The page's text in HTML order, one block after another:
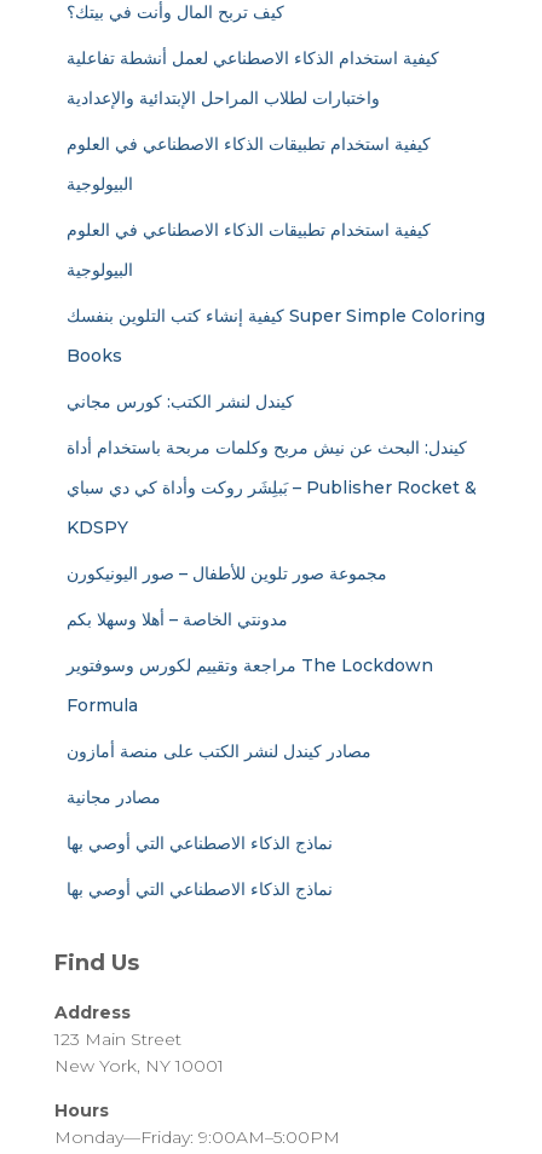
كيف تربح المال وأنت في بيتك؟
كيفية استخدام الذكاء الاصطناعي لعمل أنشطة تفاعلية
واختبارات لطلاب المراحل الإبتدائية والإعدادية
كيفية استخدام تطبيقات الذكاء الاصطناعي في العلوم
كيفية استخدام تطبيقات الذكاء الاصطناعي في العلوم
كيفية إنشاء كتب التلوين بنفسك Super Simple Coloring
Books
كيندل لنشر الكتب: كورس مجاني
كيندل: البحث عن نيش مربح وكلمات مربحة باستخدام أداة
بَبلِشَر روكت وأداة كي دي سباي – Publisher Rocket &
KDSPY
مجموعة صور تلوين للأطفال – صور اليونيكورن
مدونتي الخاصة – أهلا وسهلا بكم
مراجعة وتقييم لكورس وسوفتوير The Lockdown
Formula
مصادر كيندل لنشر الكتب على منصة أمازون
مصادر مجانية
نماذج الذكاء الاصطناعي التي أوصي بها
نماذج الذكاء الاصطناعي التي أوصي بها
Find Us
Address
123 Main Street
New York, NY 10001
Hours
Monday—Friday: 9:00AM–5:00PM